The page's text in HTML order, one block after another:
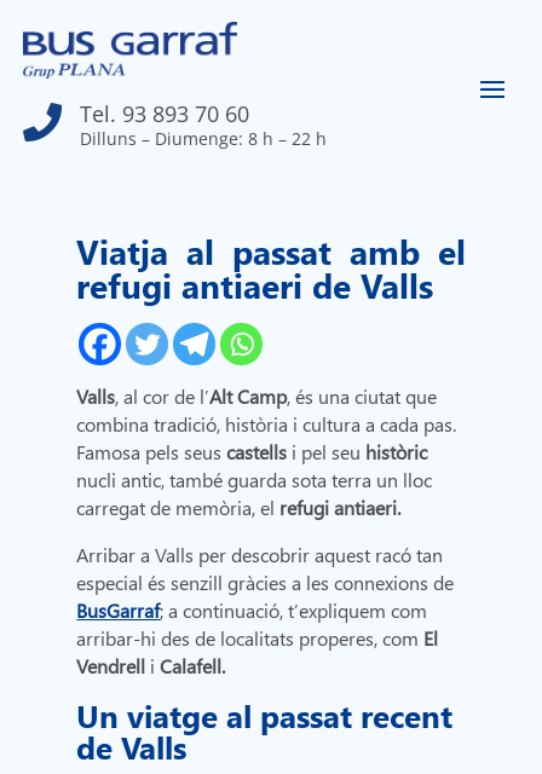
 Tel. 93 893 70 60
Dilluns – Diumenge: 8 h – 22 h
Viatja al passat amb el
refugi antiaeri de Valls
Valls, al cor de l’Alt Camp, és una ciutat que
combina tradició, història i cultura a cada pas.
Famosa pels seuscastells i pel seu històric
nucli antic, també guarda sota terra un lloc
carregat de memòria, el refugi antiaeri.
Arribar a Valls per descobrir aquest racó tan
especial és senzill gràcies a les connexions de
BusGarraf; a continuació, t’expliquem com
arribar-hi des de localitats properes, com El
Vendrell iCalafell.
Un viatge al passat recent
de Valls